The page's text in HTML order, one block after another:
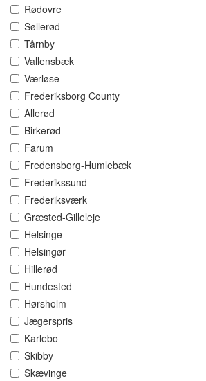
Rødovre
Søllerød
Tårnby
Vallensbæk
Værløse
Frederiksborg County
Allerød
Birkerød
Farum
Fredensborg-Humlebæk
Frederikssund
Frederiksværk
Græsted-Gilleleje
Helsinge
Helsingør
Hillerød
Hundested
Hørsholm
Jægerspris
Karlebo
Skibby
Skævinge